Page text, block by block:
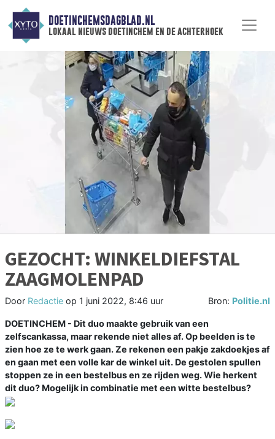
DOETINCHEMSDAGBLAD.NL
lokaal nieuws doetinchem en de achterhoek
GEZOCHT: WINKELDIEFSTAL
ZAAGMOLENPAD
Door Redactie op 1 juni 2022, 8:46 uur Bron: Politie.nl
DOETINCHEM - Dit duo maakte gebruik van een
zelfscankassa, maar rekende niet alles af. Op beelden is te
zien hoe ze te werk gaan. Ze rekenen een pakje zakdoekjes af
en gaan met een volle kar de winkel uit. De gestolen spullen
stoppen ze in een bestelbus en ze rijden weg. Wie herkent
dit duo? Mogelijk in combinatie met een witte bestelbus?